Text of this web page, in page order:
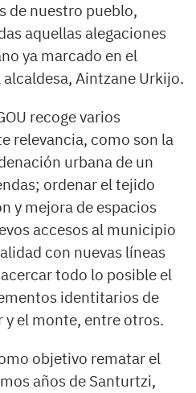
de nuestro pueblo,
aquellas alegaciones
ya marcado en el
Aintzane Urkijo.
recoge varios
relevancia, como son la
urbana de un
ordenar el tejido
y mejora de espacios
accesos al municipio
con nuevas líneas
todo lo posible el
identitarios de
el monte, entre otros.
objetivo rematar el
años de Santurtzi,